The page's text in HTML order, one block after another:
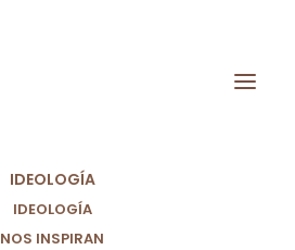
IDEOLOGÍA
IDEOLOGÍA
NOS INSPIRAN